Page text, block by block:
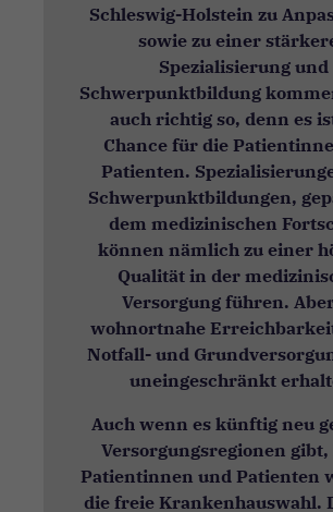
Schleswig-Holstein zu
sowie zu einer
Spezialisierung und
Schwerpunktbildung
auch richtig so, denn es
Chance für die
Patienten.
Schwerpunktbildungen,
dem medizinischen
können nämlich zu einer
Qualität in der
Versorgung führen.
wohnortnahe
Notfall- und
uneingeschränkt
Auch wenn es künftig neu
Versorgungsregionen gibt,
Patientinnen und Patienten
die freie Krankenhauswahl.